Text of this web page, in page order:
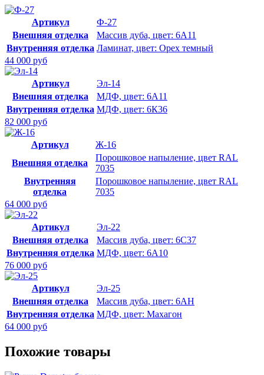
Артикул
Ф-27
Внешняя отделка
Массив дуба, цвет: 6А11
Внутренняя отделка Ламинат, цвет: Орех темный
44 000 руб
Артикул
Эл-14
Внешняя отделка
МДФ, цвет: 6А11
Внутренняя отделка МДФ, цвет: 6К36
82 000 руб
Артикул
Ж-16
Внешняя отделка
Порошковое напыление, цвет RAL
7035
Внутренняя
отделка
Порошковое напыление, цвет RAL
7035
64 000 руб
Артикул
Эл-22
Внешняя отделка
Массив дуба, цвет: 6С37
Внутренняя отделка МДФ, цвет: 6А10
76 000 руб
Артикул
Эл-25
Внешняя отделка
Массив дуба, цвет: 6АН
Внутренняя отделка МДФ, цвет: Махагон
64 000 руб
Похожие товары